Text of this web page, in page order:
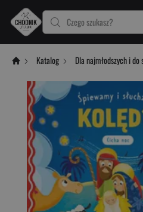
Czego szukasz?
Katalog Dla najmłodszych i do